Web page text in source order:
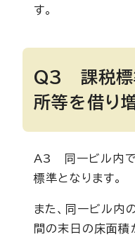
す。
Q3 課税標
所等を借り
A3 同一ビル内で
標準となります。
また、同一ビル内
間の末日の床面積